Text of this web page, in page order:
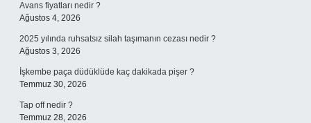
Avans fiyatları nedir ?
Ağustos 4, 2026
2025 yılında ruhsatsız silah taşımanın cezası nedir ?
Ağustos 3, 2026
İşkembe paça düdüklüde kaç dakikada pişer ?
Temmuz 30, 2026
Tap off nedir ?
Temmuz 28, 2026